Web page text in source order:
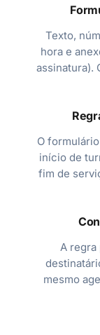
Texto,
hora e
assinatura).
O
início de
fim de
A
mesmo